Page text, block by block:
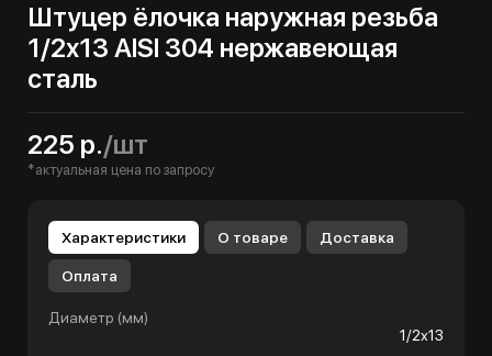
Штуцер ёлочка наружная резьба
1/2х13 AISI 304 нержавеющая
сталь
225 р./шт
*актуальная цена по запросу
Характеристики О товаре Доставка
Оплата
Диаметр (мм)
1/2х13